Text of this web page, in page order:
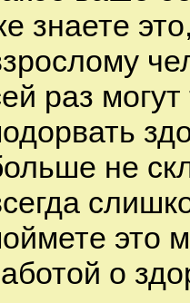
знаете
раз
не
это
о